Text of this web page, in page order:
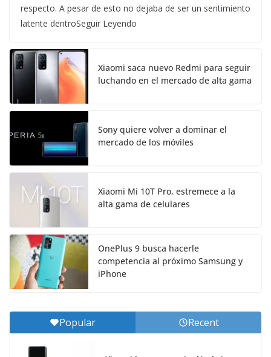
respecto. A pesar de esto no dejaba de ser un sentimiento
latente dentroSeguir Leyendo
Xiaomi saca nuevo Redmi para seguir
luchando en el mercado de alta gama
Sony quiere volver a dominar el
mercado de los móviles
Xiaomi Mi 10T Pro, estremece a la
alta gama de celulares
OnePlus 9 busca hacerle
competencia al próximo Samsung y
iPhone
Popular Recent